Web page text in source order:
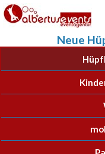
Neue